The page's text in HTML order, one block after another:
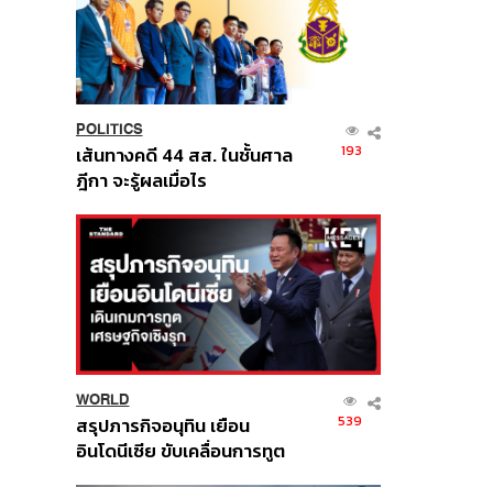
POLITICS
เส้นทางคดี 44 สส. ในชั้นศาล
ฎีกา จะรู้ผลเมื่อไร
193
WORLD
สรุปภารกิจอนุทิน เยือน
อินโดนีเซีย ขับเคลื่อนการทูต
539